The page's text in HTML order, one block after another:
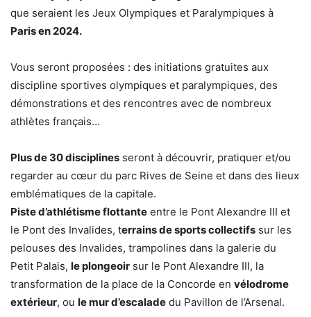
que seraient les Jeux Olympiques et Paralympiques à
Paris en 2024.
Vous seront proposées : des initiations gratuites aux
discipline sportives olympiques et paralympiques, des
démonstrations et des rencontres avec de nombreux
athlètes français…
Plus de 30 disciplines seront à découvrir, pratiquer et/ou
regarder au cœur du parc Rives de Seine et dans des lieux
emblématiques de la capitale.
Piste d’athlétisme flottante entre le Pont Alexandre III et
le Pont des Invalides, terrains de sports collectifs sur les
pelouses des Invalides, trampolines dans la galerie du
Petit Palais, le plongeoir sur le Pont Alexandre III, la
transformation de la place de la Concorde en vélodrome
extérieur, ou le mur d’escalade du Pavillon de l’Arsenal.